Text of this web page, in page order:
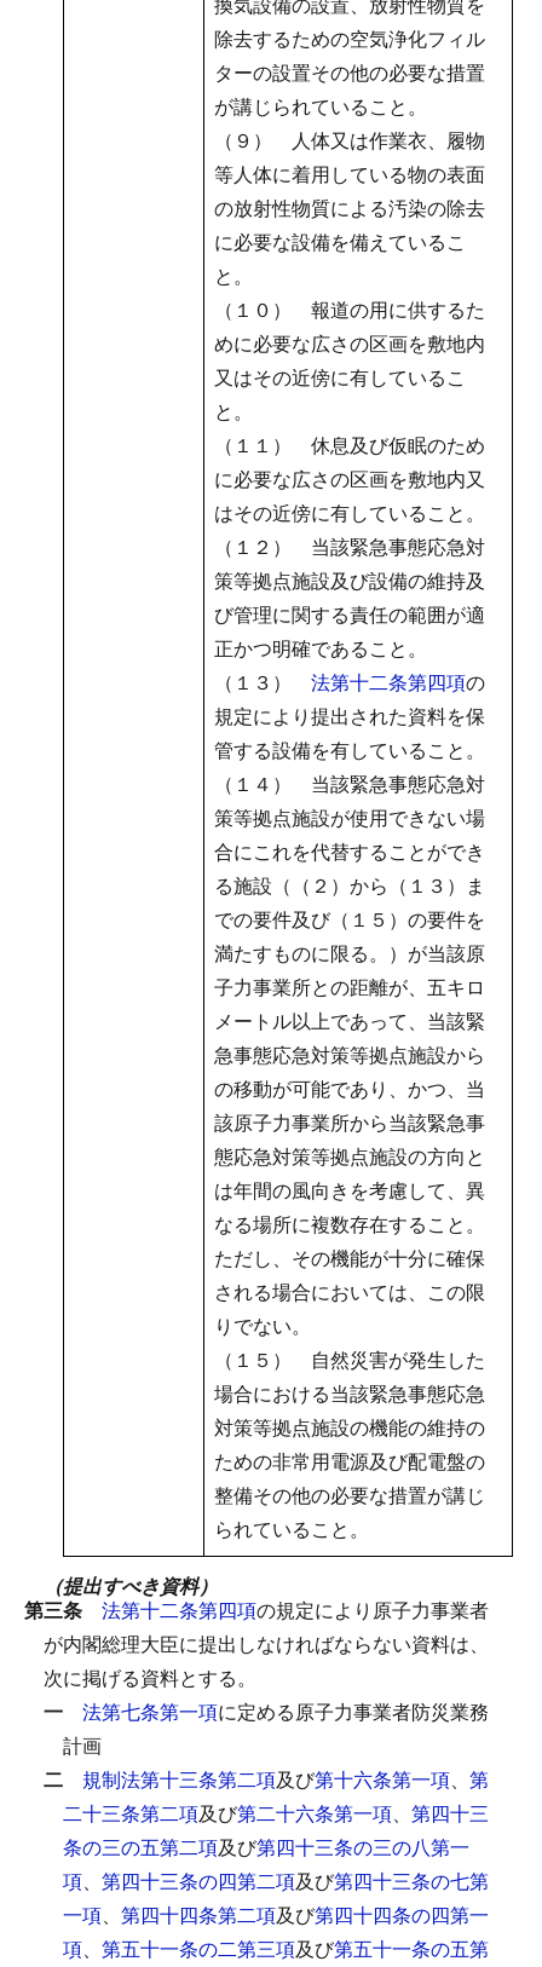
除去するための空気浄化フィル
ターの設置その他の必要な措置
が講じられていること。
（９） 人体又は作業衣、履物
等人体に着用している物の表面
の放射性物質による汚染の除去
に必要な設備を備えているこ
と。
（１０） 報道の用に供するた
めに必要な広さの区画を敷地内
又はその近傍に有しているこ
と。
（１１） 休息及び仮眠のため
に必要な広さの区画を敷地内又
はその近傍に有していること。
（１２） 当該緊急事態応急対
策等拠点施設及び設備の維持及
び管理に関する責任の範囲が適
正かつ明確であること。
（１３） 法第十二条第四項の
規定により提出された資料を保
管する設備を有していること。
（１４） 当該緊急事態応急対
策等拠点施設が使用できない場
合にこれを代替することができ
る施設（（２）から（１３）ま
での要件及び（１５）の要件を
満たすものに限る。）が当該原
子力事業所との距離が、五キロ
メートル以上であって、当該緊
急事態応急対策等拠点施設から
の移動が可能であり、かつ、当
該原子力事業所から当該緊急事
態応急対策等拠点施設の方向と
は年間の風向きを考慮して、異
なる場所に複数存在すること。
ただし、その機能が十分に確保
される場合においては、この限
りでない。
（１５） 自然災害が発生した
場合における当該緊急事態応急
対策等拠点施設の機能の維持の
ための非常用電源及び配電盤の
整備その他の必要な措置が講じ
られていること。
（提出すべき資料）
第三条 法第十二条第四項の規定により原子力事業者
が内閣総理大臣に提出しなければならない資料は、
次に掲げる資料とする。
一 法第七条第一項に定める原子力事業者防災業務
計画
二 規制法第十三条第二項及び第十六条第一項、 第
二十三条第二項及び第二十六条第一項、 第四十三
条の三の五第二項及び第四十三条の三の八第一
項、 第四十三条の四第二項及び第四十三条の七第
一項、 第四十四条第二項及び第四十四条の四第一
項、 第五十一条の二第三項及び第五十一条の五第